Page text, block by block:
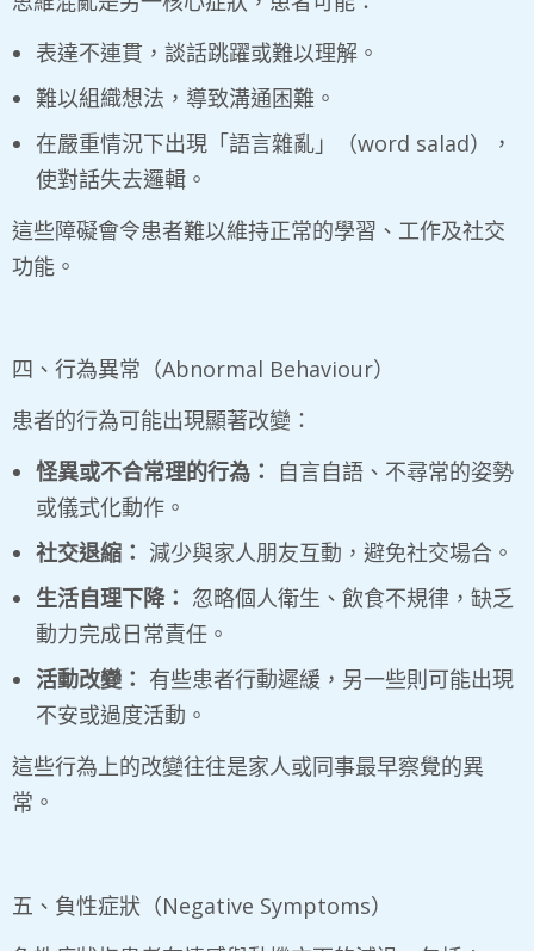
表達不連貫，談話跳躍或難以理解。
難以組織想法，導致溝通困難。
在嚴重情況下出現「語言雜亂」（word salad），
使對話失去邏輯。
這些障礙會令患者難以維持正常的學習、工作及社交
功能。
四、行為異常（Abnormal Behaviour）
患者的行為可能出現顯著改變：
怪異或不合常理的行為：
自言自語、不尋常的姿勢
或儀式化動作。
社交退縮： 減少與家人朋友互動，避免社交場合。
生活自理下降： 忽略個人衛生、飲食不規律，缺乏
動力完成日常責任。
活動改變： 有些患者行動遲緩，另一些則可能出現
不安或過度活動。
這些行為上的改變往往是家人或同事最早察覺的異
常。
五、負性症狀（Negative Symptoms）